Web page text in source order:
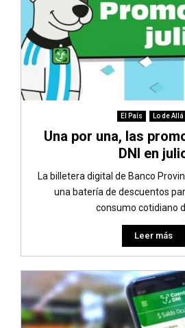
El País Lo de Allá
Una por una, las
DNI en
La billetera digital de Banco
una batería de descuentos
consumo cotidiano
Leer más